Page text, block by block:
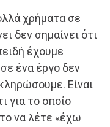
χρήματα σε
δεν σημαίνει ότι
έχουμε
ένα έργο δεν
Είναι
για το οποίο
να λέτε «έχω